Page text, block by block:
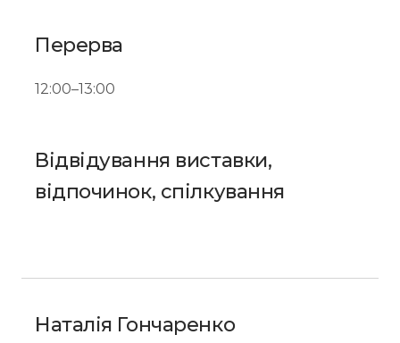
Перерва
12:00–13:00
Відвідування виставки,
відпочинок, спілкування
Наталія Гончаренко